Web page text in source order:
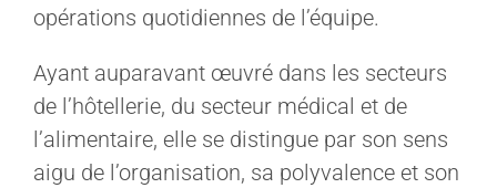
opérations quotidiennes de l’équipe.
Ayant auparavant œuvré dans les secteurs
de l’hôtellerie, du secteur médical et de
l’alimentaire, elle se distingue par son sens
aigu de l’organisation, sa polyvalence et son